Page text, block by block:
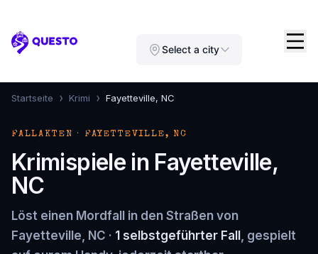
Questo Select a city
Startseite › Krimi › Fayetteville, NC
FALLAKTEN · FAYETTEVILLE, NC
Krimispiele in Fayetteville,
NC
Löst einen Mordfall in den Straßen von
Fayetteville, NC · 1 selbstgeführter Fall , gespielt